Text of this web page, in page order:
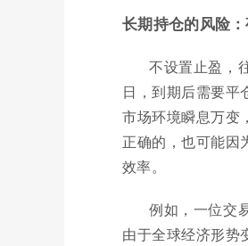
长期持仓的风险
不设置止盈，
日，到期后需要平
市场环境瞬息万变
正确的，也可能因
效率。
例如，一位交
由于全球经济形势